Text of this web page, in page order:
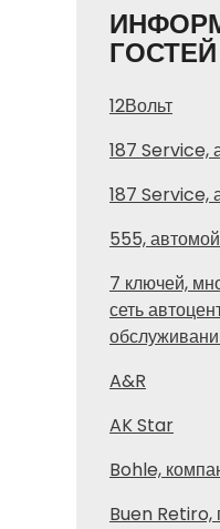
ГОСТЕЙ
12Вольт
187 Service,
187 Service,
555,
7 ключей,
сеть
A&R
AK Star
Bohle,
Buen Retiro,